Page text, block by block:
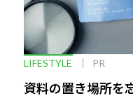
LIFESTYLE PR
資料の置き場所を